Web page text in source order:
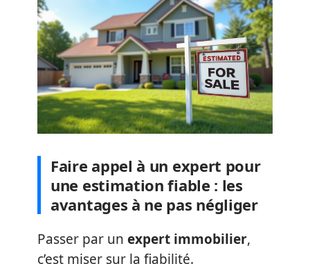
Faire appel à un expert pour
une estimation fiable : les
avantages à ne pas négliger
Passer par un expert immobilier,
c’est miser sur la fiabilité.